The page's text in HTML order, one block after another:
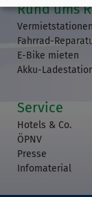
Rund ums
Vermietstationen
Fahrrad-
E-Bike mieten
Akku-
Service
Hotels & Co.
ÖPNV
Presse
Infomaterial